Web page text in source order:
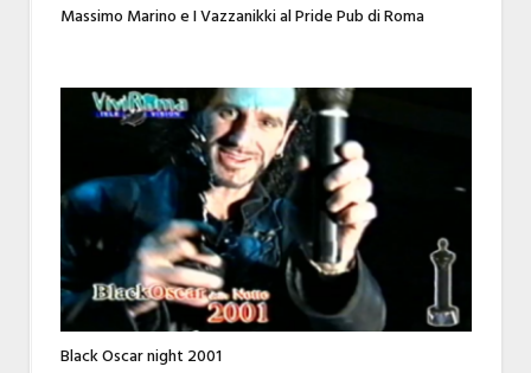
Massimo Marino e I Vazzanikki al Pride Pub di Roma
Black Oscar night 2001